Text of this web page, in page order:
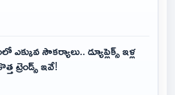
ఎక్కువ సౌకర్యాలు.. డ్యూప్లెక్స్ ఇళ్ల
ట్రెండ్స్ ఇవే!